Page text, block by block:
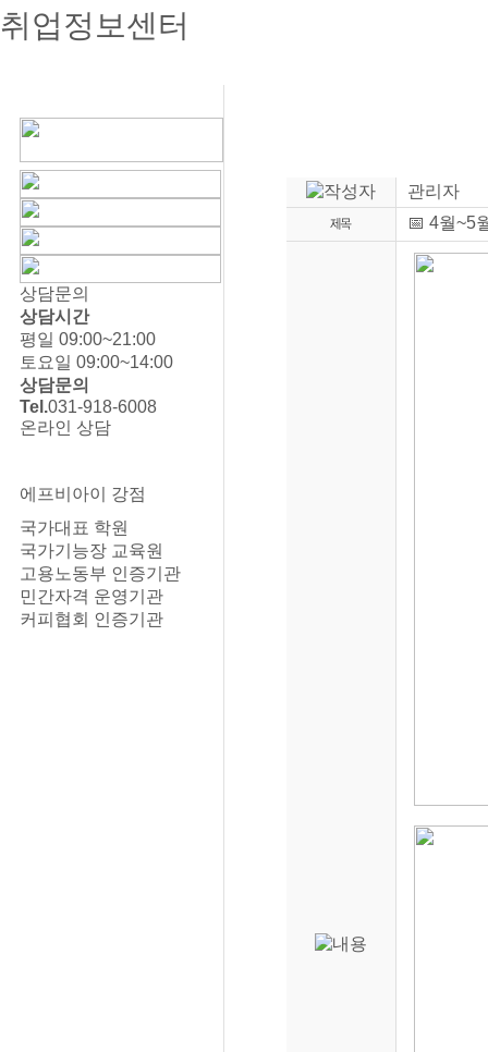
취업정보센터
상담문의
상담시간
평일 09:00~21:00
토요일 09:00~14:00
상담문의
Tel.031-918-6008
온라인 상담
에프비아이 강점
국가대표 학원
국가기능장 교육원
고용노동부 인증기관
민간자격 운영기관
커피협회 인증기관
관리자
📅 4월~5